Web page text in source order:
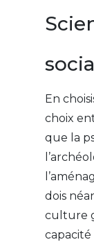
En
choix
que la
dois
culture
capacité